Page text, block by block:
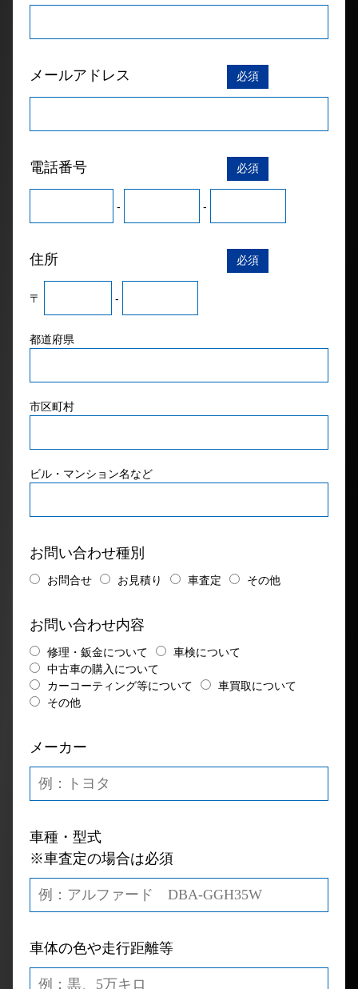
メールアドレス 必須
電話番号 必須
- -
住所 必須
〒 -
都道府県
市区町村
ビル・マンション名など
お問い合わせ種別
お問合せ お見積り 車査定 その他
お問い合わせ内容
修理・鈑金について
車検について
中古車の購入について
カーコーティング等について
車買取について
その他
メーカー
車種・型式
※車査定の場合は必須
車体の色や走行距離等